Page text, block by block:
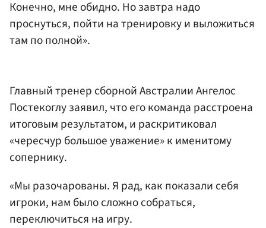
Конечно, мне обидно. Но завтра надо
проснуться, пойти на тренировку и выложиться
там по полной».
Главный тренер сборной Австралии Ангелос
Постекоглу заявил, что его команда расстроена
итоговым результатом, и раскритиковал
«чересчур большое уважение» к именитому
сопернику.
«Мы разочарованы. Я рад, как показали себя
игроки, нам было сложно собраться,
переключиться на игру.